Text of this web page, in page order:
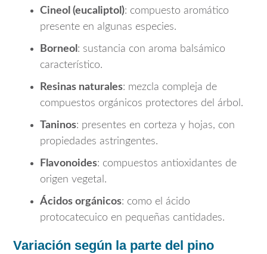
Cineol (eucaliptol): compuesto aromático
presente en algunas especies.
Borneol : sustancia con aroma balsámico
característico.
Resinas naturales: mezcla compleja de
compuestos orgánicos protectores del árbol.
Taninos: presentes en corteza y hojas, con
propiedades astringentes.
Flavonoides: compuestos antioxidantes de
origen vegetal.
Ácidos orgánicos: como el ácido
protocatecuico en pequeñas cantidades.
Variación según la parte del pino